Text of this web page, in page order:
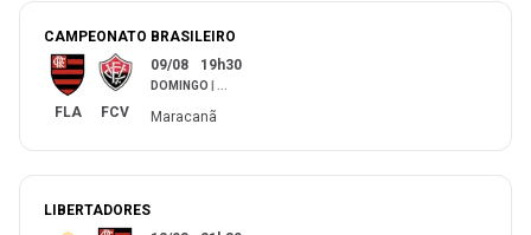
CAMPEONATO BRASILEIRO
FLA FCV
09/08 19h30
DOMINGO
Maracanã
LIBERTADORES